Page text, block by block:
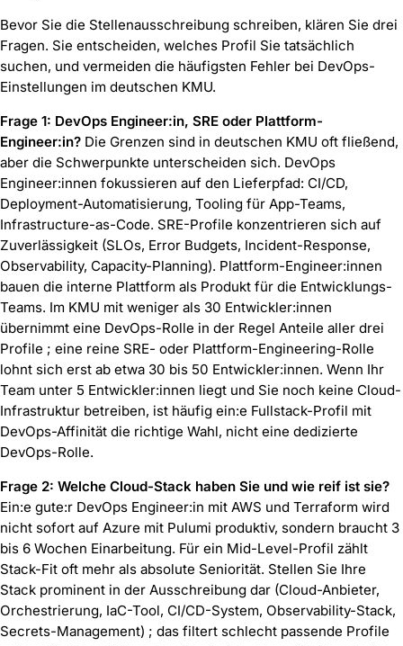
Bevor Sie die Stellenausschreibung schreiben, klären Sie drei
Fragen. Sie entscheiden, welches Profil Sie tatsächlich
suchen, und vermeiden die häufigsten Fehler bei DevOps-
Einstellungen im deutschen KMU.
Frage 1: DevOps Engineer:in, SRE oder Plattform-
Engineer:in? Die Grenzen sind in deutschen KMU oft fließend,
aber die Schwerpunkte unterscheiden sich. DevOps
Engineer:innen fokussieren auf den Lieferpfad: CI/CD,
Deployment-Automatisierung, Tooling für App-Teams,
Infrastructure-as-Code. SRE-Profile konzentrieren sich auf
Zuverlässigkeit (SLOs, Error Budgets, Incident-Response,
Observability, Capacity-Planning). Plattform-Engineer:innen
bauen die interne Plattform als Produkt für die Entwicklungs-
Teams. Im KMU mit weniger als 30 Entwickler:innen
übernimmt eine DevOps-Rolle in der Regel Anteile aller drei
Profile ; eine reine SRE- oder Plattform-Engineering-Rolle
lohnt sich erst ab etwa 30 bis 50 Entwickler:innen. Wenn Ihr
Team unter 5 Entwickler:innen liegt und Sie noch keine Cloud-
Infrastruktur betreiben, ist häufig ein:e Fullstack-Profil mit
DevOps-Affinität die richtige Wahl, nicht eine dedizierte
DevOps-Rolle.
Frage 2: Welche Cloud-Stack haben Sie und wie reif ist sie?
Ein:e gute:r DevOps Engineer:in mit AWS und Terraform wird
nicht sofort auf Azure mit Pulumi produktiv, sondern braucht 3
bis 6 Wochen Einarbeitung. Für ein Mid-Level-Profil zählt
Stack-Fit oft mehr als absolute Seniorität. Stellen Sie Ihre
Stack prominent in der Ausschreibung dar (Cloud-Anbieter,
Orchestrierung, IaC-Tool, CI/CD-System, Observability-Stack,
Secrets-Management) ; das filtert schlecht passende Profile